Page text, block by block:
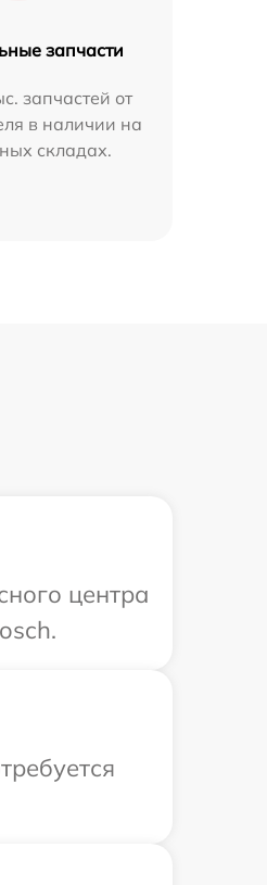
запчасти
запчастей от
в наличии на
складах.
центра